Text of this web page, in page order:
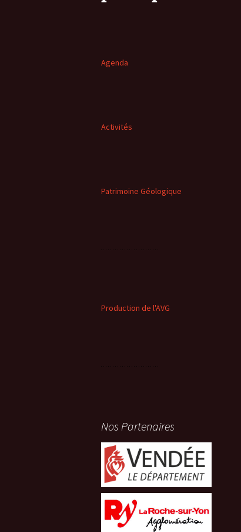
Agenda
Activités
Patrimoine Géologique
Production de l'AVG
Nos Partenaires